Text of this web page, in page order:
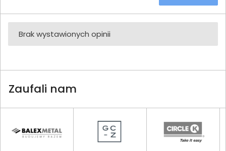
Brak wystawionych opinii
Zaufali nam